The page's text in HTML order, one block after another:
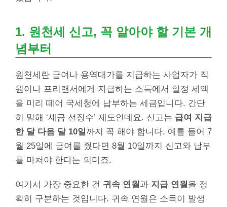
1. 원천세 신고, 꼭 알아야 할 기본 개
념부터
원천세란 급여나 용역대가를 지급하는 사업자가 직
원이나 프리랜서에게 지급하는 소득에서 일정 세액
을 미리 떼어 국세청에 납부하는 세금입니다. 간단
히 말해 ‘세금 선징수’ 제도인데요. 신고는 급여 지급
한 달 다음 달 10일 까지 꼭 해야 합니다. 예를 들어 7
월 25일에 급여를 줬다면 8월 10일까지 신고와 납부
를 마쳐야 한다는 의미죠.
여기서 가장 중요한 건 귀속 연월 과 지급 연월 을 정
확히 구분하는 것입니다. 귀속 연월은 소득이 발생